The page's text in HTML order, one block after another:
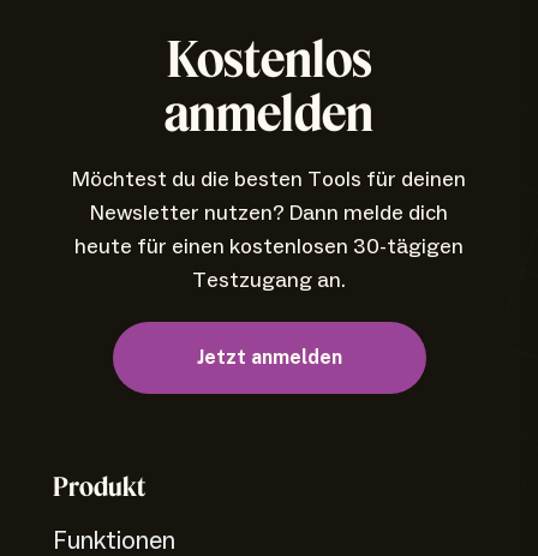
Kostenlos
anmelden
Möchtest du die besten Tools für deinen
Newsletter nutzen? Dann melde dich
heute für einen kostenlosen 30-tägigen
Testzugang an.
Jetzt anmelden
Produkt
Funktionen